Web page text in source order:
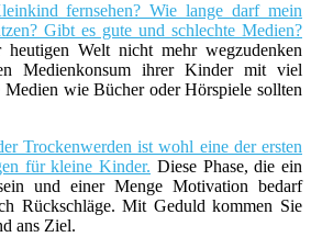
fernsehen? Wie lange darf mein
Gibt es gute und schlechte Medien?
Welt nicht mehr wegzudenken
Medienkonsum ihrer Kinder mit viel
Medien wie Bücher oder Hörspiele sollten
Trockenwerden ist wohl eine der ersten
für kleine Kinder. Diese Phase, die ein
und einer Menge Motivation bedarf
Rückschläge. Mit Geduld kommen Sie
ans Ziel.